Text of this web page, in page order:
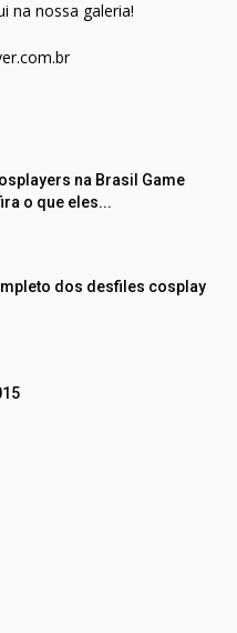
na nossa galeria!
na Brasil Game
o que eles...
dos desfiles cosplay